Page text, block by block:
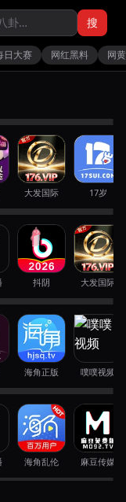
搜
日大赛 网红黑料 网
突发心脏病
失兄弟
维拉· #米奇·拉波索
狂砸毁多辆
服
续挥拳重击
手
数分钟当众
歉
大发国际 17岁
方导致三峡
闭
狂欢辣妹展
黄磷泄漏自
扩散
碰撞事故导
抖阴 大发国际
命案一名男
在车流间淡
制
体并坐在车
拔起老板被
海角正版 噗噗视频
灾导致百余
医
装大胆站街
烈斗殴致肥
发争议并滞
纳林・普萨诺
海角乱伦 麻豆传媒